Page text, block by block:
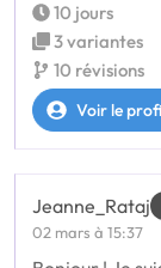
10 jours
3 variantes
10 révisions
Voir le
Jeanne_Rataj
02 mars à 15:37